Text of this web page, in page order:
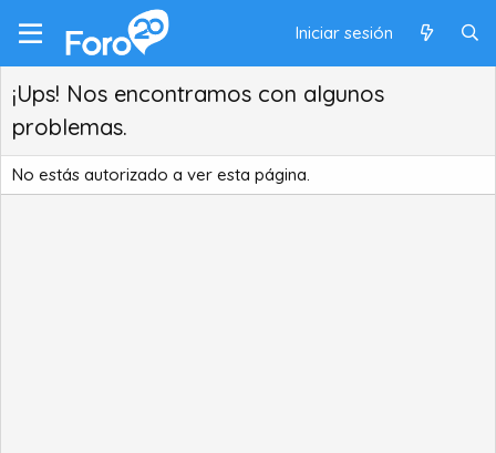
Iniciar sesión
¡Ups! Nos encontramos con algunos
problemas.
No estás autorizado a ver esta página.